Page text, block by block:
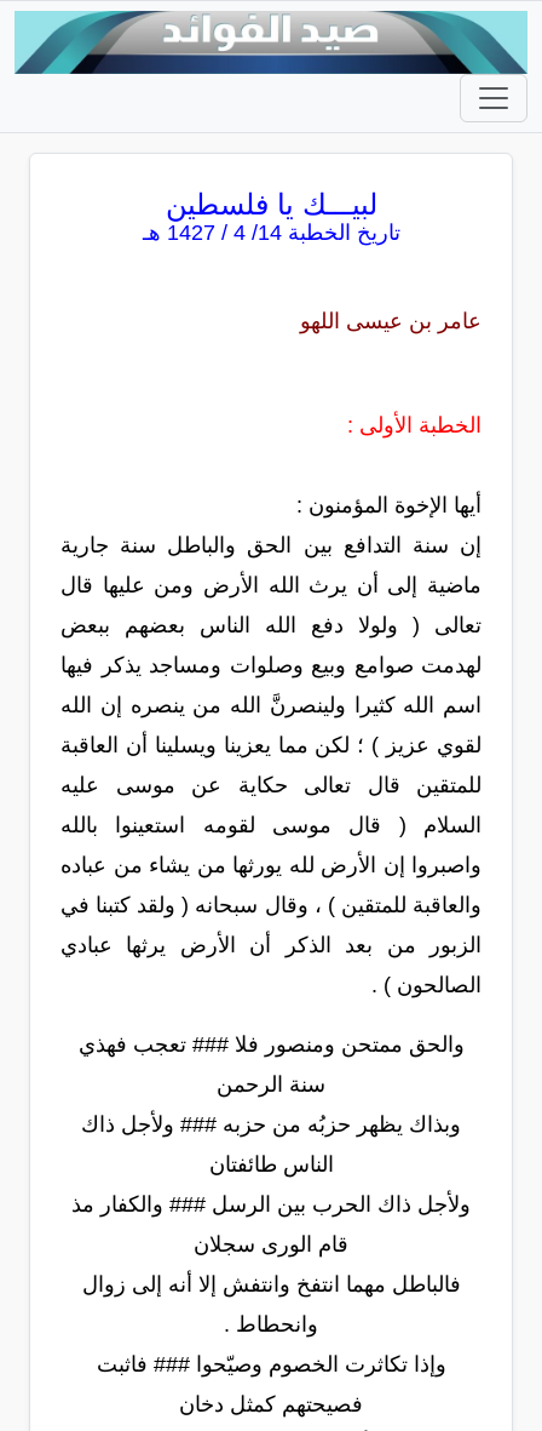
لبيـــك يا فلسطين
تاريخ الخطبة 14/ 4 / 1427 هـ
عامر بن عيسى اللهو
الخطبة الأولى :
أيها الإخوة المؤمنون :
إن سنة التدافع بين الحق والباطل سنة جارية
ماضية إلى أن يرث الله الأرض ومن عليها قال
تعالى ( ولولا دفع الله الناس بعضهم ببعض
لهدمت صوامع وبيع وصلوات ومساجد يذكر فيها
اسم الله كثيرا ولينصرنَّ الله من ينصره إن الله
لقوي عزيز ) ؛ لكن مما يعزينا ويسلينا أن العاقبة
للمتقين قال تعالى حكاية عن موسى عليه
السلام ( قال موسى لقومه استعينوا بالله
واصبروا إن الأرض لله يورثها من يشاء من عباده
والعاقبة للمتقين ) ، وقال سبحانه ( ولقد كتبنا في
الزبور من بعد الذكر أن الأرض يرثها عبادي
الصالحون ) .
والحق ممتحن ومنصور فلا ### تعجب فهذي
سنة الرحمن
وبذاك يظهر حزبُه من حزبه ### ولأجل ذاك
الناس طائفتان
ولأجل ذاك الحرب بين الرسل ### والكفار مذ
قام الورى سجلان
فالباطل مهما انتفخ وانتفش إلا أنه إلى زوال
وانحطاط .
وإذا تكاثرت الخصوم وصيّحوا ### فاثبت
فصيحتهم كمثل دخان